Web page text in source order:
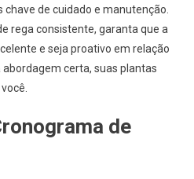
de cuidado e manutenção.
rega consistente, garanta que a
e seja proativo em relação
certa, suas plantas
de